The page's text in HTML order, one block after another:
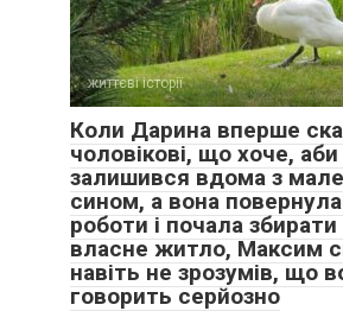
життєві історії
Коли Дарина вперше
чоловікові, що хоче, аби
залишився вдома з
сином, а вона
роботи і почала збирати
власне житло, Максим
навіть не зрозумів, що
говорить серйозно